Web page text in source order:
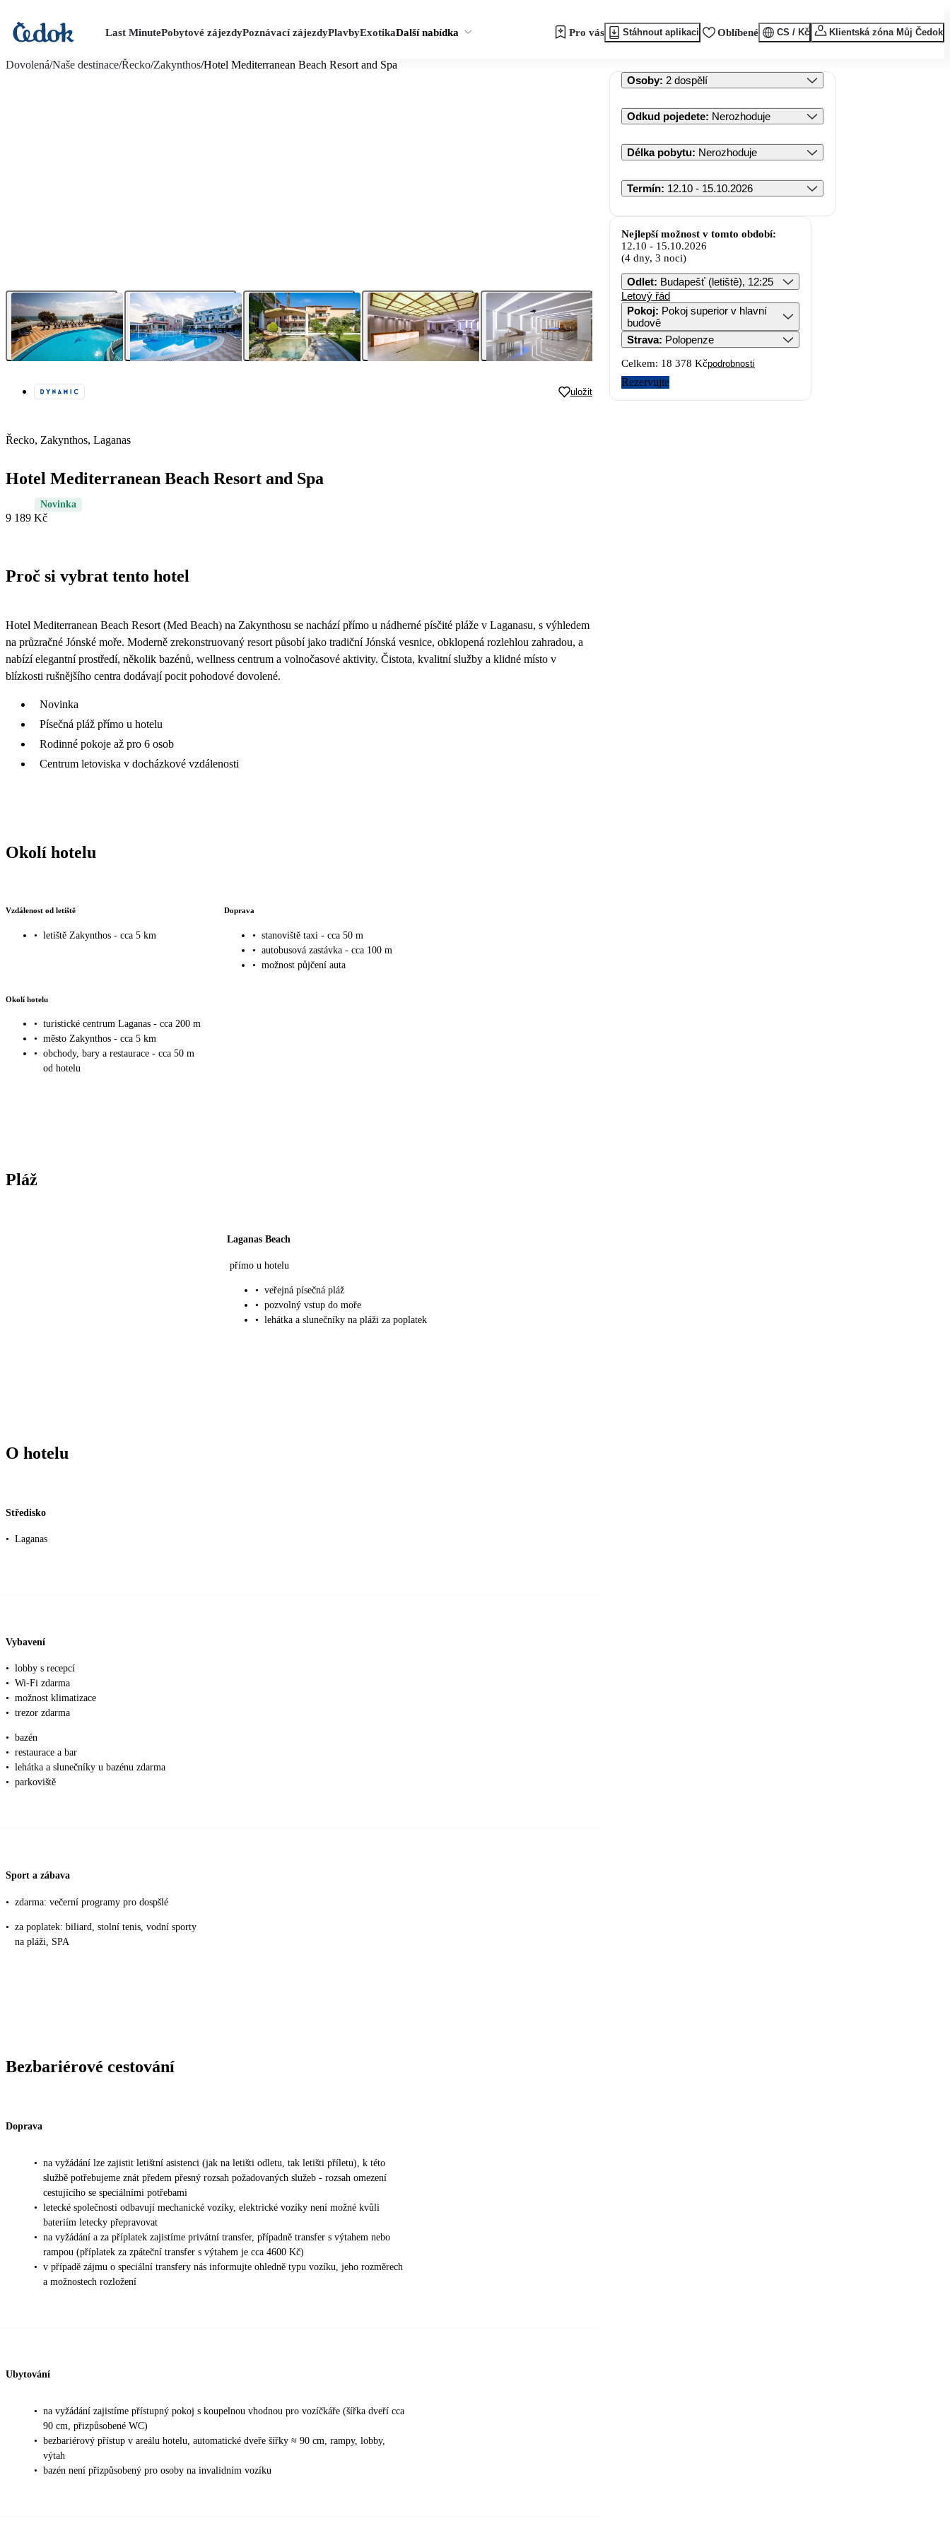
Last MinutePobytové zájezdyPoznávací zájezdyPlavbyExotikaDalší nabídka Pro vás Stáhnout aplikaci Oblíbené CS / Kč Klientská zóna Můj Čedok
Dovolená/Naše destinace/Řecko/Zakynthos/Hotel Mediterranean Beach Resort and Spa
uložit
Řecko, Zakynthos, Laganas
Hotel Mediterranean Beach Resort and Spa
Novinka
9 189 Kč
Proč si vybrat tento hotel
Hotel Mediterranean Beach Resort (Med Beach) na Zakynthosu se nachází přímo u nádherné písčité pláže v Laganasu, s výhledem
na průzračné Jónské moře. Moderně zrekonstruovaný resort působí jako tradiční Jónská vesnice, obklopená rozlehlou zahradou, a
nabízí elegantní prostředí, několik bazénů, wellness centrum a volnočasové aktivity. Čistota, kvalitní služby a klidné místo v
blízkosti rušnějšího centra dodávají pocit pohodové dovolené.
Novinka
Písečná pláž přímo u hotelu
Rodinné pokoje až pro 6 osob
Centrum letoviska v docházkové vzdálenosti
Okolí hotelu
Vzdálenost od letiště
• letiště Zakynthos - cca 5 km
Doprava
• stanoviště taxi - cca 50 m
• autobusová zastávka - cca 100 m
• možnost půjčení auta
Okolí hotelu
• turistické centrum Laganas - cca 200 m
• město Zakynthos - cca 5 km
• obchody, bary a restaurace - cca 50 m
od hotelu
Pláž
Laganas Beach
přímo u hotelu
• veřejná písečná pláž
• pozvolný vstup do moře
• lehátka a slunečníky na pláži za poplatek
O hotelu
Středisko
• Laganas
Vybavení
• lobby s recepcí
• Wi-Fi zdarma
• možnost klimatizace
• trezor zdarma
• bazén
• restaurace a bar
• lehátka a slunečníky u bazénu zdarma
• parkoviště
Sport a zábava
• zdarma: večerní programy pro dospšlé
• za poplatek: biliard, stolní tenis, vodní sporty
na pláži, SPA
Bezbariérové cestování
Doprava
• na vyžádání lze zajistit letištní asistenci (jak na letišti odletu, tak letišti příletu), k této
službě potřebujeme znát předem přesný rozsah požadovaných služeb - rozsah omezení
cestujícího se speciálními potřebami
• letecké společnosti odbavují mechanické vozíky, elektrické vozíky není možné kvůli
bateriím letecky přepravovat
• na vyžádání a za příplatek zajistíme privátní transfer, případně transfer s výtahem nebo
rampou (příplatek za zpáteční transfer s výtahem je cca 4600 Kč)
• v případě zájmu o speciální transfery nás informujte ohledně typu vozíku, jeho rozměrech
a možnostech rozložení
Ubytování
• na vyžádání zajistíme přístupný pokoj s koupelnou vhodnou pro vozíčkáře (šířka dveří cca
90 cm, přizpůsobené WC)
• bezbariérový přístup v areálu hotelu, automatické dveře šířky ≈ 90 cm, rampy, lobby,
výtah
• bazén není přizpůsobený pro osoby na invalidním vozíku
Osoby: 2 dospělí
Odkud pojedete: Nerozhoduje
Délka pobytu: Nerozhoduje
Termín: 12.10 - 15.10.2026
Nejlepší možnost v tomto období:
12.10 - 15.10.2026
(4 dny, 3 noci)
Odlet: Budapešť (letiště), 12:25
Letový řád
Pokoj: Pokoj superior v hlavní
budově
Strava: Polopenze
Celkem: 18 378 Kčpodrobnosti
Rezervujte